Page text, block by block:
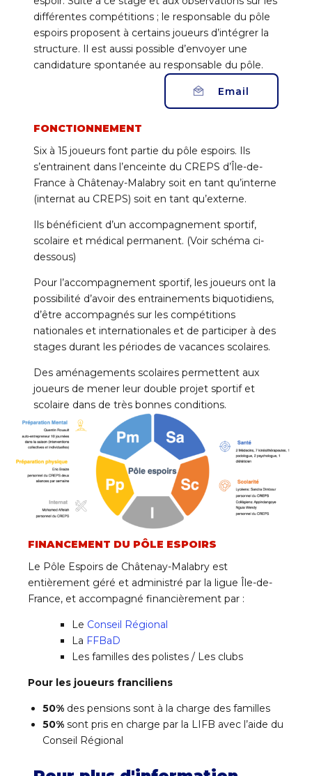
différentes compétitions ; le responsable du pôle
espoirs proposent à certains joueurs d’intégrer la
structure. Il est aussi possible d’envoyer une
candidature spontanée au responsable du pôle.
Email
FONCTIONNEMENT
Six à 15 joueurs font partie du pôle espoirs. Ils
s’entrainent dans l’enceinte du CREPS d’Île-de-
France à Châtenay-Malabry soit en tant qu’interne
(internat au CREPS) soit en tant qu’externe.
Ils bénéficient d’un accompagnement sportif,
scolaire et médical permanent. (Voir schéma ci-
dessous)
Pour l’accompagnement sportif, les joueurs ont la
possibilité d’avoir des entrainements biquotidiens,
d’être accompagnés sur les compétitions
nationales et internationales et de participer à des
stages durant les périodes de vacances scolaires.
Des aménagements scolaires permettent aux
joueurs de mener leur double projet sportif et
scolaire dans de très bonnes conditions.
FINANCEMENT DU PÔLE ESPOIRS
Le Pôle Espoirs de Châtenay-Malabry est
entièrement géré et administré par la ligue Île-de-
France, et accompagné financièrement par :
Le Conseil Régional
La FFBaD
Les familles des polistes / Les clubs
Pour les joueurs franciliens
50% des pensions sont à la charge des familles
50% sont pris en charge par la LIFB avec l’aide du
Conseil Régional